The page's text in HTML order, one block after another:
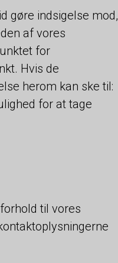
gøre indsigelse mod,
af vores
for
Hvis de
herom kan ske til:
for at tage
til vores